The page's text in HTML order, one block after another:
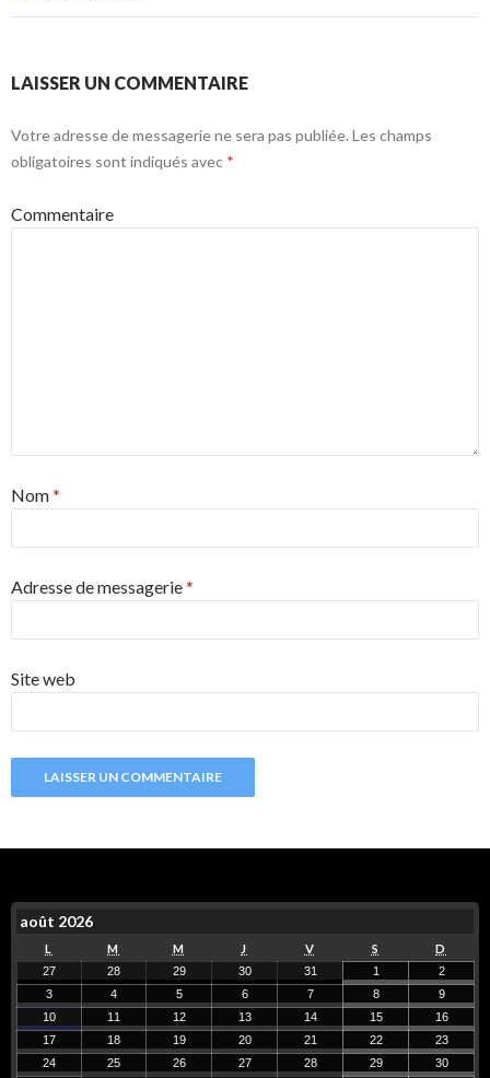
LAISSER UN COMMENTAIRE
Votre adresse de messagerie ne sera pas publiée. Les champs
obligatoires sont indiqués avec *
Commentaire
Nom*
Adresse de messagerie*
Site web
août 2026
L M M J V S D
27 28 29 30 31 1
2
3
4 5 6 7 8
9
10
11 12 13 14 15
16
17
18 19 20 21 22
23
24
25 26 27 28 29
30